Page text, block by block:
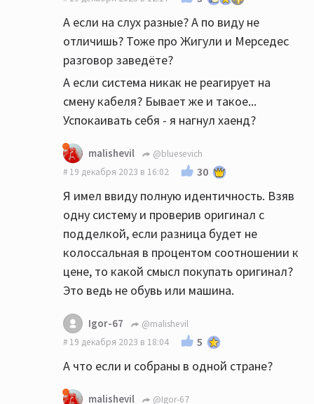
А если на слух разные? А по виду не
отличишь? Тоже про Жигули и Мерседес
разговор заведёте?
А если система никак не реагирует на
смену кабеля? Бывает же и такое...
Успокаивать себя - я нагнул хаенд?
malishevil
@bluesevich
19 декабря 2023 в 16:02
30
Я имел ввиду полную идентичность. Взяв
одну систему и проверив оригинал с
подделкой, если разница будет не
колоссальная в процентом соотношении к
цене, то какой смысл покупать оригинал?
Это ведь не обувь или машина.
Igor-67
@malishevil
19 декабря 2023 в 18:04
5
А что если и собраны в одной стране?
malishevil @Igor-67